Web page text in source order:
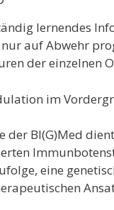
lernendes
auf Abwehr
der einzelnen
im
BI(G)Med
eine